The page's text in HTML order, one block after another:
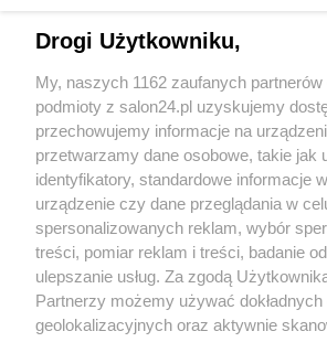
Sport
Społeczeństwo
Kultura
X Facebook
Drogi Użytkowniku,
My, naszych 1162 zaufanych partnerów
podmioty z salon24.pl uzyskujemy
przechowujemy informacje na
przetwarzamy dane osobowe, takie jak
identyfikatory, standardowe informacje
urządzenie czy dane przeglądania w
spersonalizowanych reklam, wybór
treści, pomiar reklam i treści, badanie
ulepszanie usług. Za zgodą
Partnerzy możemy używać
geolokalizacyjnych oraz aktywnie